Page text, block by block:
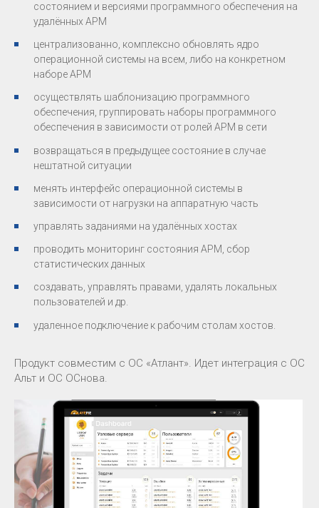
состоянием и версиями программного обеспечения на
удалённых АРМ
централизованно, комплексно обновлять ядро
операционной системы на всем, либо на конкретном
наборе АРМ
осуществлять шаблонизацию программного
обеспечения, группировать наборы программного
обеспечения в зависимости от ролей АРМ в сети
возвращаться в предыдущее состояние в случае
нештатной ситуации
менять интерфейс операционной системы в
зависимости от нагрузки на аппаратную часть
управлять заданиями на удалённых хостах
проводить мониторинг состояния АРМ, сбор
статистических данных
создавать, управлять правами, удалять локальных
пользователей и др.
удаленное подключение к рабочим столам хостов.
Продукт совместим с ОС «Атлант». Идет интеграция с ОС
Альт и ОС ОСнова.